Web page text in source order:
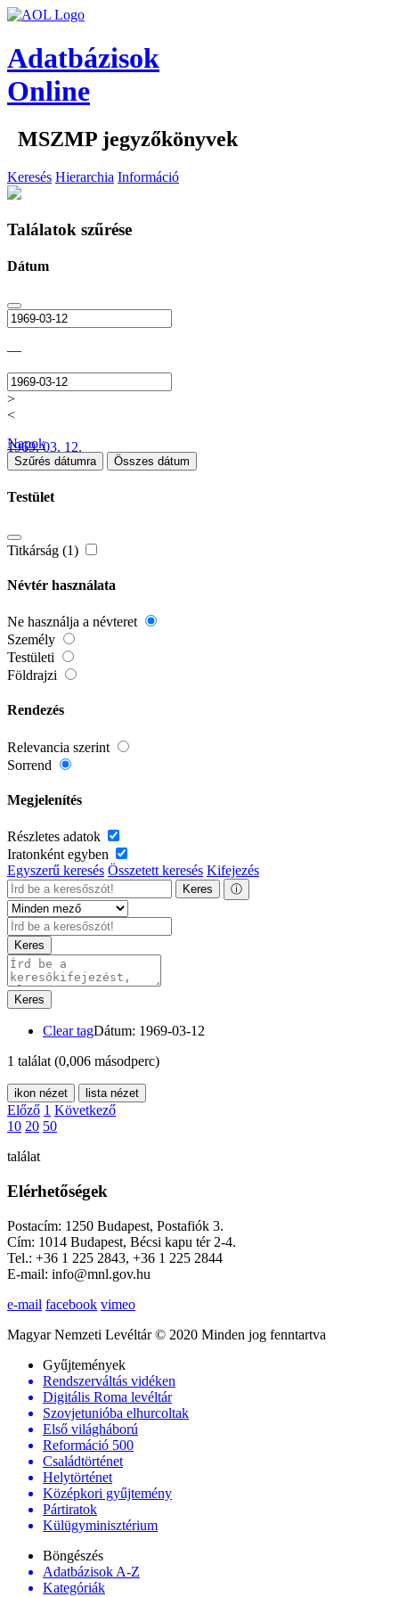
Adatbázisok
Online
MSZMP jegyzőkönyvek
Keresés Hierarchia Információ
Találatok szűrése
Dátum
—
>
<
1969. 03. 12.
Napok
Szűrés dátumra Összes dátum
Testület
Titkárság (1)
Névtér használata
Ne használja a névteret
Személy
Testületi
Földrajzi
Rendezés
Relevancia szerint
Sorrend
Megjelenítés
Részletes adatok
Iratonként egyben
Egyszerű keresés Összetett keresés Kifejezés
Keres ⓘ
Keres
Keres
Clear tagDátum: 1969-03-12
1 találat (0,006 másodperc)
ikon nézet lista nézet
Előző 1 Következő
10 20 50
találat
Elérhetőségek
Postacím: 1250 Budapest, Postafiók 3.
Cím: 1014 Budapest, Bécsi kapu tér 2-4.
Tel.: +36 1 225 2843, +36 1 225 2844
E-mail: info@mnl.gov.hu
e-mail facebook vimeo
Magyar Nemzeti Levéltár © 2020 Minden jog fenntartva
Gyűjtemények
Rendszerváltás vidéken
Digitális Roma levéltár
Szovjetunióba elhurcoltak
Első világháború
Reformáció 500
Családtörténet
Helytörténet
Középkori gyűjtemény
Pártiratok
Külügyminisztérium
Böngészés
Adatbázisok A-Z
Kategóriák